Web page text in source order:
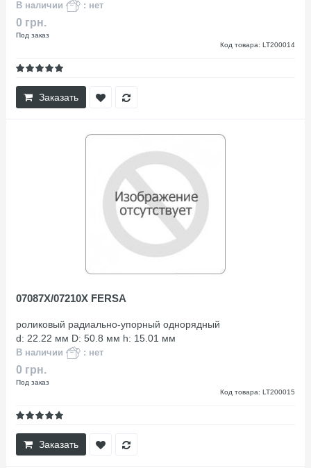
В наличии : нет
0 грн.
Под заказ
Код товара: LT200014
Заказать
07087X/07210X FERSA
роликовый радиально-упорный однорядный
d: 22.22 мм D: 50.8 мм h: 15.01 мм
В наличии : нет
0 грн.
Под заказ
Код товара: LT200015
Заказать